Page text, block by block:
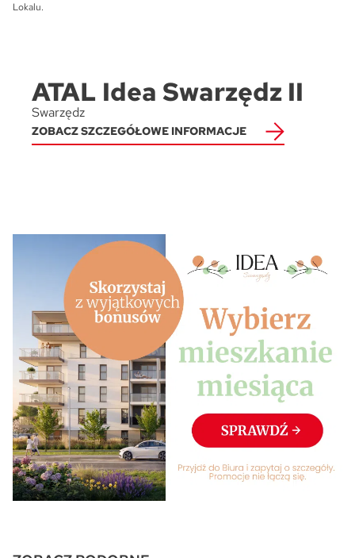
Lokalu.
ATAL Idea Swarzędz II
Swarzędz
ZOBACZ SZCZEGÓŁOWE INFORMACJE
Pytanie o Mieszkanie S1.D.2.6
Wyślij wiadomość
elektronicznej
telefonicznej